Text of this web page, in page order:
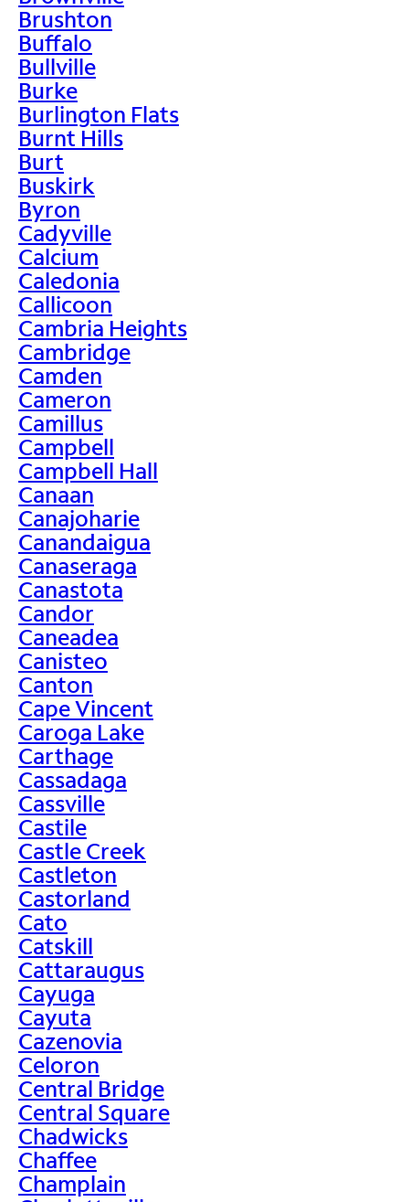
Brushton
Buffalo
Bullville
Burke
Burlington Flats
Burnt Hills
Burt
Buskirk
Byron
Cadyville
Calcium
Caledonia
Callicoon
Cambria Heights
Cambridge
Camden
Cameron
Camillus
Campbell
Campbell Hall
Canaan
Canajoharie
Canandaigua
Canaseraga
Canastota
Candor
Caneadea
Canisteo
Canton
Cape Vincent
Caroga Lake
Carthage
Cassadaga
Cassville
Castile
Castle Creek
Castleton
Castorland
Cato
Catskill
Cattaraugus
Cayuga
Cayuta
Cazenovia
Celoron
Central Bridge
Central Square
Chadwicks
Chaffee
Champlain